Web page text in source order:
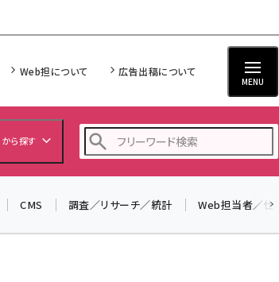
Web担について 広告出稿について
MENU
から探す
CMS 調査／リサーチ／統計 Web担当者／仕事